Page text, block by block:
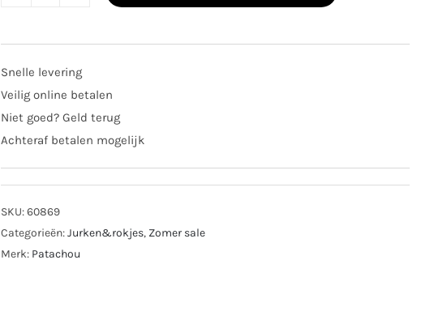
girls
jurk
3025
creme/roze
aantal
Snelle levering
Veilig online betalen
Niet goed? Geld terug
Achteraf betalen mogelijk
SKU:60869
Categorieën:Jurken&rokjes, Zomer sale
Merk: Patachou